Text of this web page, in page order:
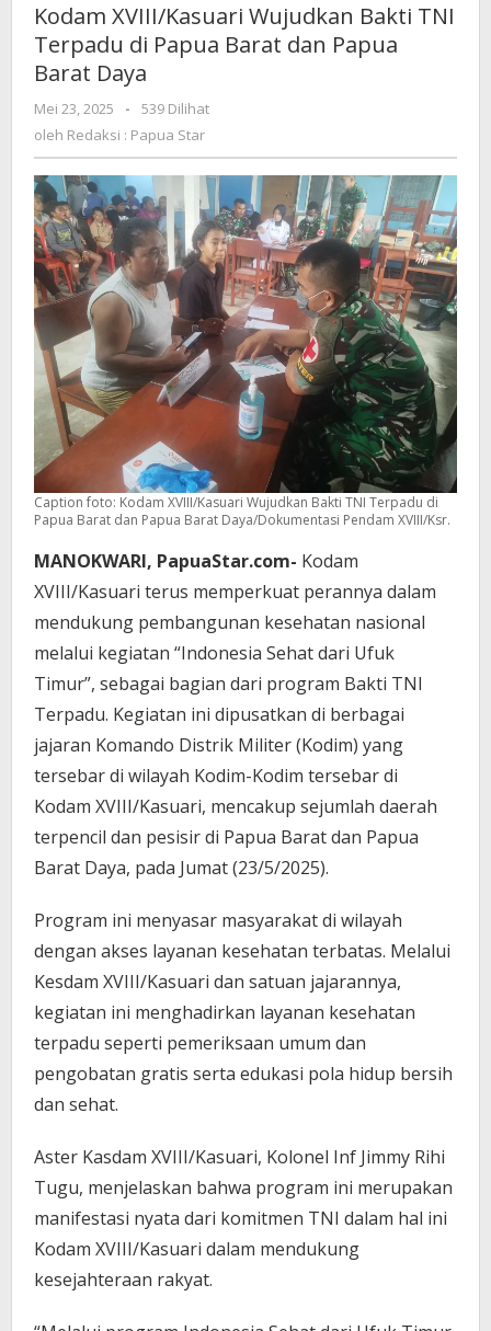
Bakti
TNI
dan
Papua
Barat
Daya
Kodam XVIII/Kasuari Wujudkan Bakti TNI
Terpadu di Papua Barat dan Papua
Barat Daya
Mei 23, 2025
oleh
Redaksi
Star
-
539 Dilihat
oleh Redaksi : Papua Star
Caption foto: Kodam XVIII/Kasuari Wujudkan Bakti TNI Terpadu di
Papua Barat dan Papua Barat Daya/Dokumentasi Pendam XVIII/Ksr.
MANOKWARI, PapuaStar.com- Kodam
XVIII/Kasuari terus memperkuat perannya dalam
mendukung pembangunan kesehatan nasional
melalui kegiatan “Indonesia Sehat dari Ufuk
Timur”, sebagai bagian dari program Bakti TNI
Terpadu. Kegiatan ini dipusatkan di berbagai
jajaran Komando Distrik Militer (Kodim) yang
tersebar di wilayah Kodim-Kodim tersebar di
Kodam XVIII/Kasuari, mencakup sejumlah daerah
terpencil dan pesisir di Papua Barat dan Papua
Barat Daya, pada Jumat (23/5/2025).
Program ini menyasar masyarakat di wilayah
dengan akses layanan kesehatan terbatas. Melalui
Kesdam XVIII/Kasuari dan satuan jajarannya,
kegiatan ini menghadirkan layanan kesehatan
terpadu seperti pemeriksaan umum dan
pengobatan gratis serta edukasi pola hidup bersih
dan sehat.
Aster Kasdam XVIII/Kasuari, Kolonel Inf Jimmy Rihi
Tugu, menjelaskan bahwa program ini merupakan
manifestasi nyata dari komitmen TNI dalam hal ini
Kodam XVIII/Kasuari dalam mendukung
kesejahteraan rakyat.